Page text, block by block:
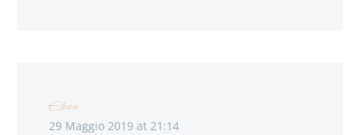
Elena
29 Maggio 2019 at 21:14